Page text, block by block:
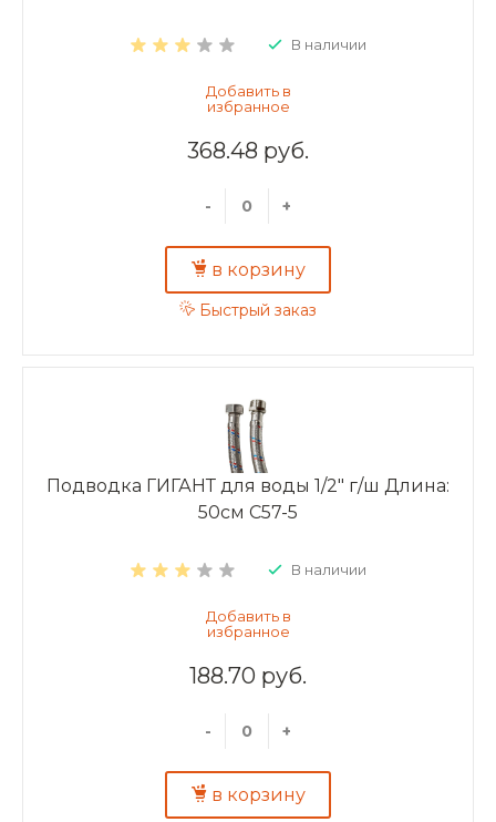
В наличии
368.48 руб.
- +
в корзину
Быстрый заказ
Подводка ГИГАНТ для воды 1/2" г/ш Длина:
50см C57-5
В наличии
188.70 руб.
- +
в корзину